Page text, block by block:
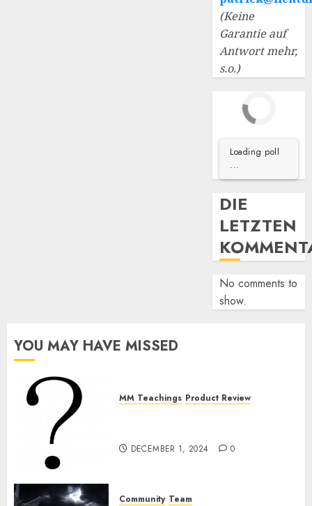
(Keine
Garantie auf
Antwort mehr,
s.o.)
Loading poll
...
DIE
LETZTEN
No comments to
show.
YOU MAY HAVE MISSED
MM Teachings Product Review
DECEMBER 1, 2024 0
Community Team